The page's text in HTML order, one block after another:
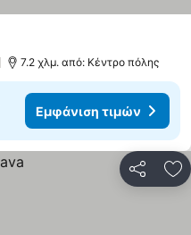
7.2 χλμ. από: Κέντρο πόλης
Εμφάνιση τιμών